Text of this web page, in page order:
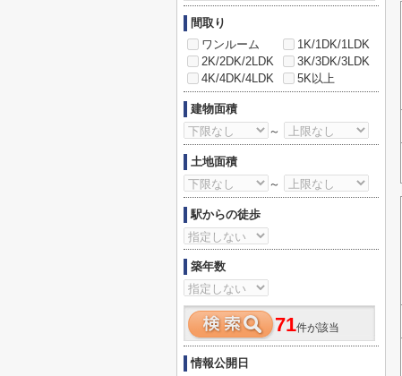
間取り
ワンルーム
1K/1DK/1LDK
2K/2DK/2LDK
3K/3DK/3LDK
4K/4DK/4LDK
5K以上
建物面積
～
土地面積
～
駅からの徒歩
築年数
71件が該当
情報公開日